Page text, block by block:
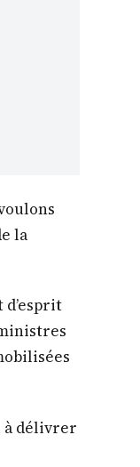
la
d’esprit
à délivrer